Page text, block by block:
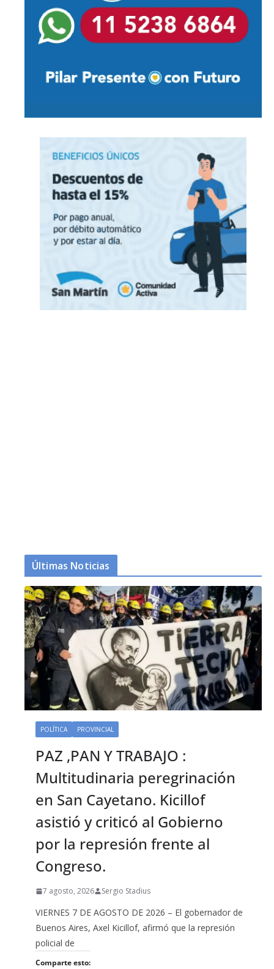
Últimas Noticias
POLÍTICA PROVINCIAL
PAZ ,PAN Y TRABAJO :
Multitudinaria peregrinación
en San Cayetano. Kicillof
asistió y criticó al Gobierno
por la represión frente al
Congreso.
7 agosto, 2026 Sergio Stadius
VIERNES 7 DE AGOSTO DE 2026 – El gobernador de
Buenos Aires, Axel Kicillof, afirmó que la represión
policial de
Comparte esto: